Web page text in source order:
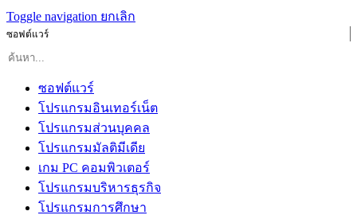
Toggle navigation ยกเลิก
ซอฟต์แวร์
ซอฟต์แวร์
โปรแกรมอินเทอร์เน็ต
โปรแกรมส่วนบุคคล
โปรแกรมมัลติมีเดีย
เกม PC คอมพิวเตอร์
โปรแกรมบริหารธุรกิจ
โปรแกรมการศึกษา